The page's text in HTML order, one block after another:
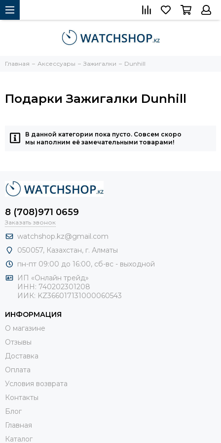
Главная Аксессуары Зажигалки Dunhill
Подарки Зажигалки Dunhill
В данной категории пока пусто. Совсем скоро
мы наполним её замечательными товарами!
8 (708)971 0659
Заказать звонок
watchshop.kz@gmail.com
050057, Казахстан, г. Алматы
пн-пт 09:00 до 16:00, сб-вс - выходной
ИП «Онлайн трейд»
ИНН: 740202301208
ИИК: KZ366017131000060543
ИНФОРМАЦИЯ
О магазине
Отзывы
Доставка
Оплата
Условия возврата
Контакты
Блог
Главная
Каталог